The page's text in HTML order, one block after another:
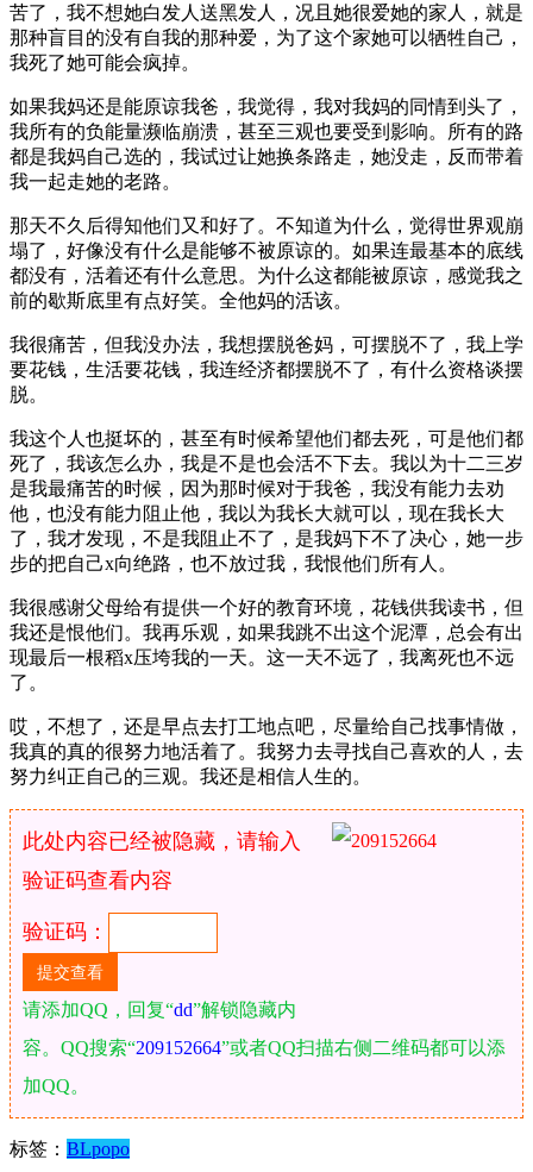
苦了，我不想她白发人送黑发人，况且她很爱她的家人，就是
那种盲目的没有自我的那种爱，为了这个家她可以牺牲自己，
我死了她可能会疯掉。
如果我妈还是能原谅我爸，我觉得，我对我妈的同情到头了，
我所有的负能量濒临崩溃，甚至三观也要受到影响。所有的路
都是我妈自己选的，我试过让她换条路走，她没走，反而带着
我一起走她的老路。
那天不久后得知他们又和好了。不知道为什么，觉得世界观崩
塌了，好像没有什么是能够不被原谅的。如果连最基本的底线
都没有，活着还有什么意思。为什么这都能被原谅，感觉我之
前的歇斯底里有点好笑。全他妈的活该。
我很痛苦，但我没办法，我想摆脱爸妈，可摆脱不了，我上学
要花钱，生活要花钱，我连经济都摆脱不了，有什么资格谈摆
脱。
我这个人也挺坏的，甚至有时候希望他们都去死，可是他们都
死了，我该怎么办，我是不是也会活不下去。我以为十二三岁
是我最痛苦的时候，因为那时候对于我爸，我没有能力去劝
他，也没有能力阻止他，我以为我长大就可以，现在我长大
了，我才发现，不是我阻止不了，是我妈下不了决心，她一步
步的把自己x向绝路，也不放过我，我恨他们所有人。
我很感谢父母给有提供一个好的教育环境，花钱供我读书，但
我还是恨他们。我再乐观，如果我跳不出这个泥潭，总会有出
现最后一根稻x压垮我的一天。这一天不远了，我离死也不远
了。
哎，不想了，还是早点去打工地点吧，尽量给自己找事情做，
我真的真的很努力地活着了。我努力去寻找自己喜欢的人，去
努力纠正自己的三观。我还是相信人生的。
此处内容已经被隐藏，请输入
验证码查看内容
验证码：
请添加QQ，回复“dd”解锁隐藏内
容。QQ搜索“209152664”或者QQ扫描右侧二维码都可以添
加QQ。
标签： BLpopo